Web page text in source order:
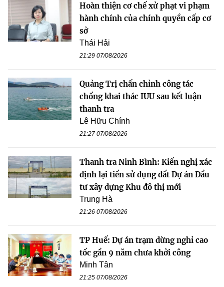
Hoàn thiện cơ chế xử phạt vi phạm
hành chính của chính quyền cấp cơ
sở
Thái Hải
21:29 07/08/2026
Quảng Trị chấn chỉnh công tác
chống khai thác IUU sau kết luận
thanh tra
Lê Hữu Chính
21:27 07/08/2026
Thanh tra Ninh Bình: Kiến nghị xác
định lại tiền sử dụng đất Dự án Đầu
tư xây dựng Khu đô thị mới
Trung Hà
21:26 07/08/2026
TP Huế: Dự án trạm dừng nghỉ cao
tốc gần 9 năm chưa khởi công
Minh Tân
21:25 07/08/2026